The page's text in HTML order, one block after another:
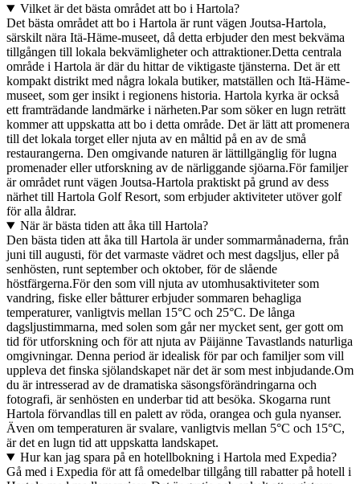
Vilket är det bästa området att bo i Hartola?
Det bästa området att bo i Hartola är runt vägen Joutsa-Hartola,
särskilt nära Itä-Häme-museet, då detta erbjuder den mest bekväma
tillgången till lokala bekvämligheter och attraktioner.Detta centrala
område i Hartola är där du hittar de viktigaste tjänsterna. Det är ett
kompakt distrikt med några lokala butiker, matställen och Itä-Häme-
museet, som ger insikt i regionens historia. Hartola kyrka är också
ett framträdande landmärke i närheten.Par som söker en lugn reträtt
kommer att uppskatta att bo i detta område. Det är lätt att promenera
till det lokala torget eller njuta av en måltid på en av de små
restaurangerna. Den omgivande naturen är lättillgänglig för lugna
promenader eller utforskning av de närliggande sjöarna.För familjer
är området runt vägen Joutsa-Hartola praktiskt på grund av dess
närhet till Hartola Golf Resort, som erbjuder aktiviteter utöver golf
för alla åldrar.
När är bästa tiden att åka till Hartola?
Den bästa tiden att åka till Hartola är under sommarmånaderna, från
juni till augusti, för det varmaste vädret och mest dagsljus, eller på
senhösten, runt september och oktober, för de slående
höstfärgerna.För den som vill njuta av utomhusaktiviteter som
vandring, fiske eller båtturer erbjuder sommaren behagliga
temperaturer, vanligtvis mellan 15°C och 25°C. De långa
dagsljustimmarna, med solen som går ner mycket sent, ger gott om
tid för utforskning och för att njuta av Päijänne Tavastlands naturliga
omgivningar. Denna period är idealisk för par och familjer som vill
uppleva det finska sjölandskapet när det är som mest inbjudande.Om
du är intresserad av de dramatiska säsongsförändringarna och
fotografi, är senhösten en underbar tid att besöka. Skogarna runt
Hartola förvandlas till en palett av röda, orangea och gula nyanser.
Även om temperaturen är svalare, vanligtvis mellan 5°C och 15°C,
är det en lugn tid att uppskatta landskapet.
Hur kan jag spara på en hotellbokning i Hartola med Expedia?
Gå med i Expedia för att få omedelbar tillgång till rabatter på hotell i